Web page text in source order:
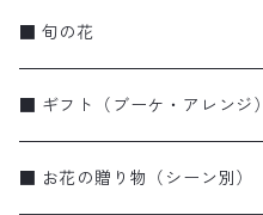
■ 旬の花
■ ギフト（ブーケ・アレンジ）
ブーケ・花束
■ お花の贈り物（シーン別）